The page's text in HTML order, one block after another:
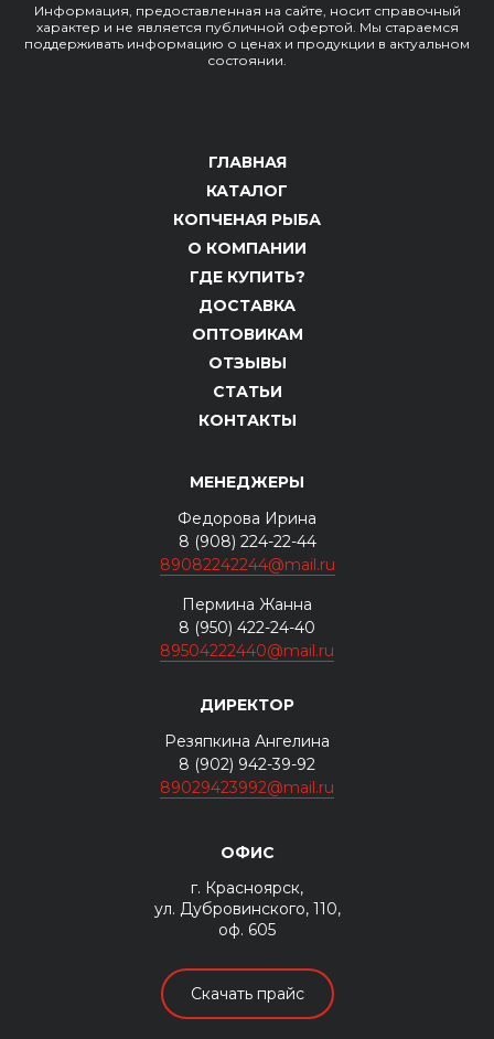
Информация, предоставленная на сайте, носит справочный
характер и не является публичной офертой. Мы стараемся
поддерживать информацию о ценах и продукции в актуальном
состоянии.
ГЛАВНАЯ
КАТАЛОГ
КОПЧЕНАЯ РЫБА
О КОМПАНИИ
ГДЕ КУПИТЬ?
ДОСТАВКА
ОПТОВИКАМ
ОТЗЫВЫ
СТАТЬИ
КОНТАКТЫ
МЕНЕДЖЕРЫ
Федорова Ирина
8 (908) 224-22-44
89082242244@mail.ru
Пермина Жанна
8 (950) 422-24-40
89504222440@mail.ru
ДИРЕКТОР
Резяпкина Ангелина
8 (902) 942-39-92
89029423992@mail.ru
ОФИС
г. Красноярск,
ул. Дубровинского, 110,
оф. 605
Скачать прайс